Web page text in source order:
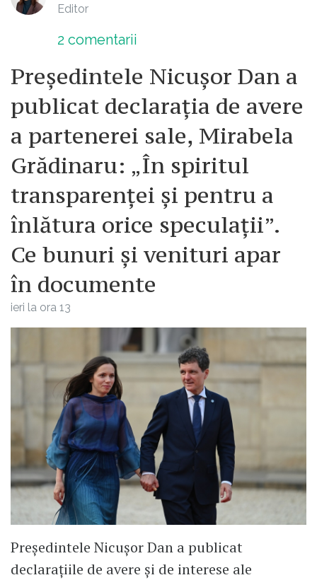
Editor
2 comentarii
Președintele Nicușor Dan a
publicat declarația de avere
a partenerei sale, Mirabela
Grădinaru: „În spiritul
transparenței și pentru a
înlătura orice speculații”.
Ce bunuri și venituri apar
în documente
ieri la ora 13
Președintele Nicușor Dan a publicat
declarațiile de avere și de interese ale